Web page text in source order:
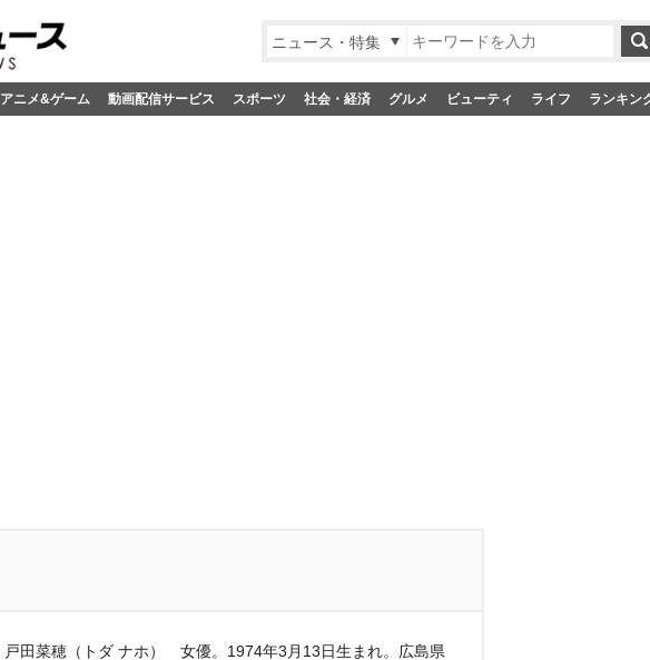
ニュース・特集
アニメ&ゲーム 動画配信サービス スポーツ 社会・経済 グルメ ビューティ ライフ ランキン
戸田菜穂（トダ ナホ） 女優。1974年3月13日生まれ。広島県